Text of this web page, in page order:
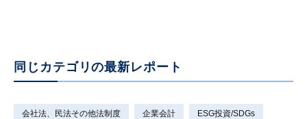
同じカテゴリの最新レポート
会社法、民法その他法制度 企業会計 ESG投資/SDGs